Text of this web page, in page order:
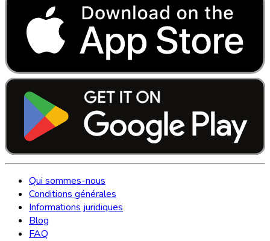
Qui sommes-nous
Conditions générales
Informations juridiques
Blog
FAQ